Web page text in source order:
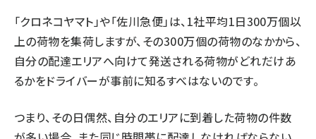
「クロネコヤマト」や「佐川急便」は、1社平均1日300万個以
上の荷物を集荷しますが、その300万個の荷物のなかから、
自分の配達エリアへ向けて発送される荷物がどれだけあ
るかをドライバーが事前に知るすべはないのです。
つまり、その日偶然、自分のエリアに到着した荷物の件数